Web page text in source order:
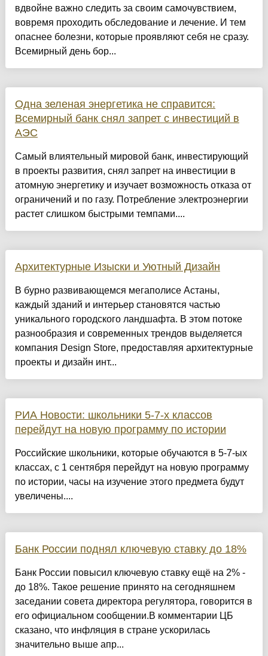
вдвойне важно следить за своим самочувствием,
вовремя проходить обследование и лечение. И тем
опаснее болезни, которые проявляют себя не сразу.
Всемирный день бор...
Одна зеленая энергетика не справится:
Всемирный банк снял запрет с инвестиций в
АЭС
Самый влиятельный мировой банк, инвестирующий
в проекты развития, снял запрет на инвестиции в
атомную энергетику и изучает возможность отказа от
ограничений и по газу. Потребление электроэнергии
растет слишком быстрыми темпами....
Архитектурные Изыски и Уютный Дизайн
​В бурно развивающемся мегаполисе Астаны,
каждый зданий и интерьер становятся частью
уникального городского ландшафта. В этом потоке
разнообразия и современных трендов выделяется
компания Design Store, предоставляя архитектурные
проекты и дизайн инт...
РИА Новости: школьники 5-7-х классов
перейдут на новую программу по истории
Российские школьники, которые обучаются в 5-7-ых
классах, с 1 сентября перейдут на новую программу
по истории, часы на изучение этого предмета будут
увеличены....
Банк России поднял ключевую ставку до 18%
Банк России повысил ключевую ставку ещё на 2% -
до 18%. Такое решение принято на сегодняшнем
заседании совета директора регулятора, говорится в
его официальном сообщении.В комментарии ЦБ
сказано, что инфляция в стране ускорилась
значительно выше апр...